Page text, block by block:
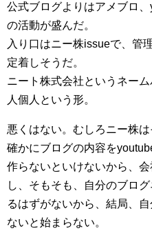
公式ブログよりはアメブロ
の活動が盛んだ。
入り口はニー株issueで、管
定着しそうだ。
ニート株式会社というネー
人個人という形。
悪くはない。むしろニー株
確かにブログの内容を
作らないといけないから、
し、そもそも、自分のブロ
るはずがないから、結局、
ないと始まらない。